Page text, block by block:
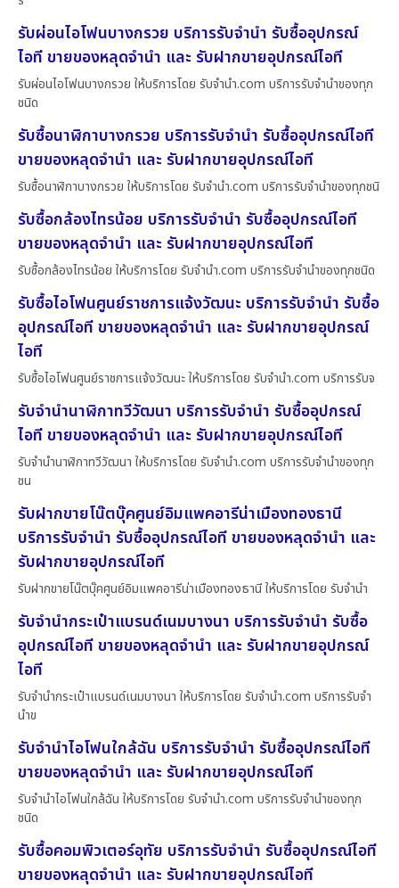
รับผ่อนไอโฟนบางกรวย บริการรับจำนำ รับซื้ออุปกรณ์
ไอที ขายของหลุดจำนำ และ รับฝากขายอุปกรณ์ไอที
รับผ่อนไอโฟนบางกรวย ให้บริการโดย รับจํานํา.com บริการรับจำนำของทุก
ชนิด
รับซื้อนาฬิกาบางกรวย บริการรับจำนำ รับซื้ออุปกรณ์ไอที
ขายของหลุดจำนำ และ รับฝากขายอุปกรณ์ไอที
รับซื้อนาฬิกาบางกรวย ให้บริการโดย รับจํานํา.com บริการรับจำนำของทุกชนิ
รับซื้อกล้องไทรน้อย บริการรับจำนำ รับซื้ออุปกรณ์ไอที
ขายของหลุดจำนำ และ รับฝากขายอุปกรณ์ไอที
รับซื้อกล้องไทรน้อย ให้บริการโดย รับจํานํา.com บริการรับจำนำของทุกชนิด
รับซื้อไอโฟนศูนย์ราชการแจ้งวัฒนะ บริการรับจำนำ รับซื้อ
อุปกรณ์ไอที ขายของหลุดจำนำ และ รับฝากขายอุปกรณ์
ไอที
รับซื้อไอโฟนศูนย์ราชการแจ้งวัฒนะ ให้บริการโดย รับจํานํา.com บริการรับจ
รับจำนำนาฬิกาทวีวัฒนา บริการรับจำนำ รับซื้ออุปกรณ์
ไอที ขายของหลุดจำนำ และ รับฝากขายอุปกรณ์ไอที
รับจำนำนาฬิกาทวีวัฒนา ให้บริการโดย รับจํานํา.com บริการรับจำนำของทุก
ชน
รับฝากขายโน๊ตบุ๊คศูนย์อิมแพคอารีน่าเมืองทองธานี
บริการรับจำนำ รับซื้ออุปกรณ์ไอที ขายของหลุดจำนำ และ
รับฝากขายอุปกรณ์ไอที
รับฝากขายโน๊ตบุ๊คศูนย์อิมแพคอารีน่าเมืองทองธานี ให้บริการโดย รับจํานํา
รับจำนำกระเป๋าแบรนด์เนมบางนา บริการรับจำนำ รับซื้อ
อุปกรณ์ไอที ขายของหลุดจำนำ และ รับฝากขายอุปกรณ์
ไอที
รับจำนำกระเป๋าแบรนด์เนมบางนา ให้บริการโดย รับจํานํา.com บริการรับจำ
นำข
รับจำนำไอโฟนใกล้ฉัน บริการรับจำนำ รับซื้ออุปกรณ์ไอที
ขายของหลุดจำนำ และ รับฝากขายอุปกรณ์ไอที
รับจำนำไอโฟนใกล้ฉัน ให้บริการโดย รับจํานํา.com บริการรับจำนำของทุก
ชนิด
รับซื้อคอมพิวเตอร์อุทัย บริการรับจำนำ รับซื้ออุปกรณ์ไอที
ขายของหลุดจำนำ และ รับฝากขายอุปกรณ์ไอที